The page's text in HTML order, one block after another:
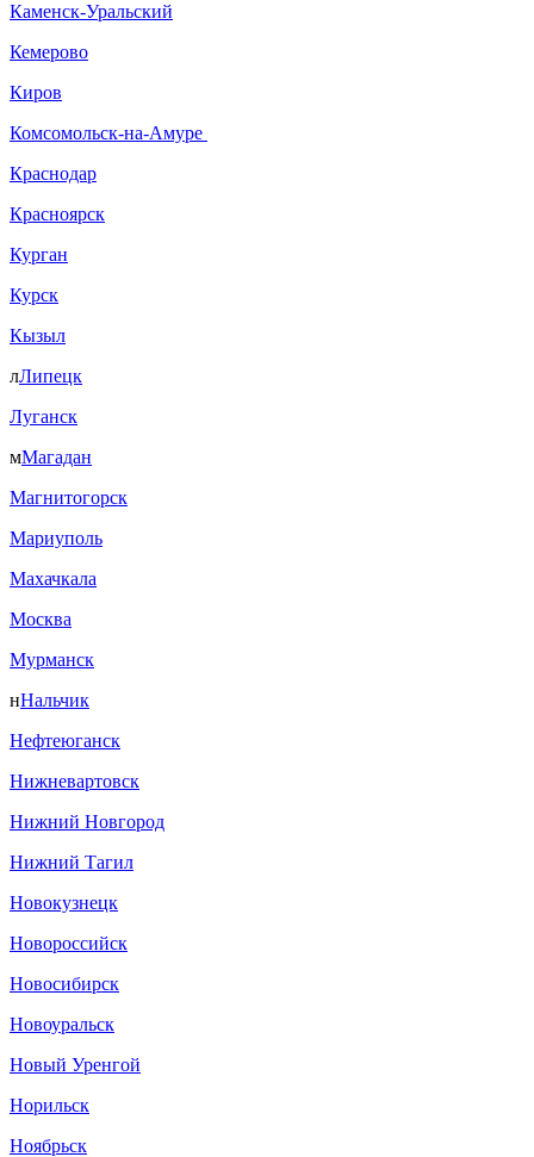
Каменск-Уральский
Кемерово
Киров
Комсомольск-на-Амуре
Краснодар
Красноярск
Курган
Курск
Кызыл
лЛипецк
Луганск
мМагадан
Магнитогорск
Мариуполь
Махачкала
Москва
Мурманск
нНальчик
Нефтеюганск
Нижневартовск
Нижний Новгород
Нижний Тагил
Новокузнецк
Новороссийск
Новосибирск
Новоуральск
Новый Уренгой
Норильск
Ноябрьск